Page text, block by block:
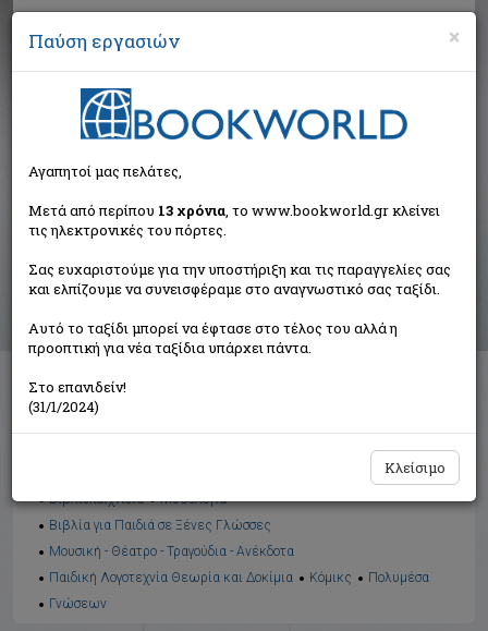
Αναζήτηση
Βιβλία στην κατηγορία
Παιδικά - Εφηβικά
Διαθέσιμες υποκατηγορίες
Εορταστικά - Επετειακά
Ημερολόγια - Λευκώματα
Βιβλιοπαιχνίδια
Μυθολογία
Βιβλία για Παιδιά σε Ξένες Γλώσσες
Μουσική - Θέατρο - Τραγούδια - Ανέκδοτα
Παιδική Λογοτεχνία Θεωρία και Δοκίμια
Κόμικς
Πολυμέσα
Γνώσεων
×
Παύση εργασιών
Αγαπητοί μας πελάτες,
Μετά από περίπου 13 χρόνια, το www.bookworld.gr κλείνει
τις ηλεκτρονικές του πόρτες.
Σας ευχαριστούμε για την υποστήριξη και τις παραγγελίες σας
και ελπίζουμε να συνεισφέραμε στο αναγνωστικό σας ταξίδι.
Αυτό το ταξίδι μπορεί να έφτασε στο τέλος του αλλά η
προοπτική για νέα ταξίδια υπάρχει πάντα.
Στο επανιδείν!
(31/1/2024)
Κλείσιμο